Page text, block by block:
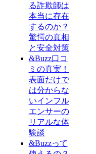
る詐欺師は
本当に存在
するのか？
驚愕の真相
と安全対策
&Buzz口コ
ミの真実！
表面だけで
は分からな
いインフル
エンサーの
リアルな体
験談
&Buzzって